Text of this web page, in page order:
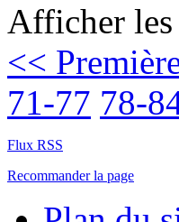
Afficher les
<<
71-77 78-
Flux RSS
Recommander la page